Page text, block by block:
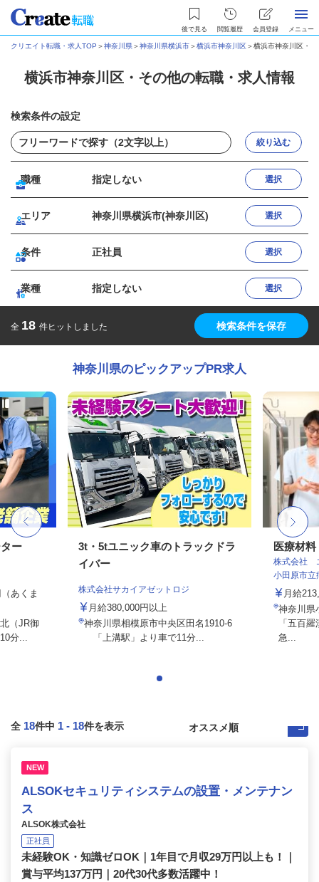
後で見る 閲覧履歴 会員登録 メニュー
クリエイト転職・求人TOP ＞神奈川県＞神奈川県横浜市＞横浜市神奈川区＞横浜市神奈川区・
横浜市神奈川区・その他の転職・求人情報
検索条件の設定
絞り込む
職種 指定しない 選択
エリア 神奈川県横浜市(神奈川区) 選択
条件 正社員 選択
業種 指定しない 選択
全 18 件ヒットしました 検索条件を保存
神奈川県のピックアップPR求人
ー
あくま
（JR御
分...
3t・5tユニック車のトラックドラ
イバー
株式会社サカイアゼットロジ
月給380,000円以上
神奈川県相模原市中央区田名1910-6
「上溝駅」より車で11分...
医療材
株式会社
小田原市立
月給
神奈川県
「五百
急...
全 18件中 1 - 18件を表示
NEW
ALSOKセキュリティシステムの設置・メンテナン
ス
ALSOK株式会社
正社員
未経験OK・知識ゼロOK｜1年目で月収29万円以上も！｜
賞与平均137万円｜20代30代多数活躍中！